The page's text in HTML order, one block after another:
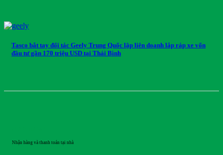
Tasco bắt tay đối tác Geely Trung Quốc lập liên doanh lắp ráp xe vốn
đầu tư gần 170 triệu USD tại Thái Bình
Nhận hàng và thanh toán tại nhà